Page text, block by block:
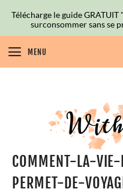
MENU
COMMENT-LA-
PERMET-DE-
Télécharge le guide
surconsommer sans se